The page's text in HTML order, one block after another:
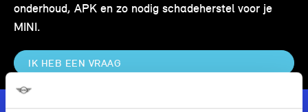
onderhoud, APK en zo nodig schadeherstel voor je
MINI.
IK HEB EEN VRAAG